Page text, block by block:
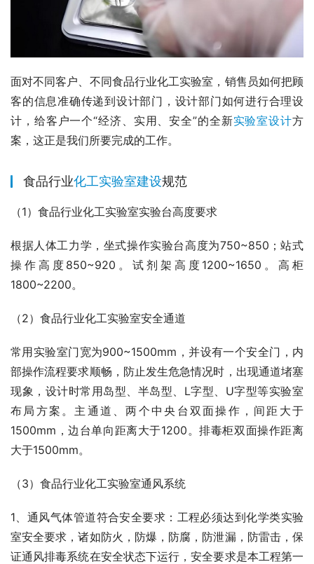
面对不同客户、不同食品行业化工实验室，销售员如何把顾
客的信息准确传递到设计部门，设计部门如何进行合理设
计，给客户一个“经济、实用、安全”的全新实验室设计方
案，这正是我们所要完成的工作。
食品行业化工实验室建设规范
（1）食品行业化工实验室实验台高度要求
根据人体工力学，坐式操作实验台高度为750~850；站式
操作高度850~920。试剂架高度1200~1650。高柜
1800~2200。
（2）食品行业化工实验室安全通道
常用实验室门宽为900~1500mm，并设有一个安全门，内
部操作流程要求顺畅，防止发生危急情况时，出现通道堵塞
现象，设计时常用岛型、半岛型、L字型、U字型等实验室
布局方案。主通道、两个中央台双面操作，间距大于
1500mm，边台单向距离大于1200。排毒柜双面操作距离
大于1500mm。
（3）食品行业化工实验室通风系统
1、通风气体管道符合安全要求：工程必须达到化学类实验
室安全要求，诸如防火，防爆，防腐，防泄漏，防雷击，保
证通风排毒系统在安全状态下运行，安全要求是本工程第一